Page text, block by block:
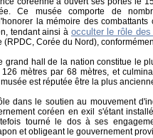
Ce musée comporte de
la mémoire des
tendant ainsi à occulter le rôle
(RPDC, Corée du Nord),
grand hall de la nation constitue le
mètres par 68 mètres, et
est réputée être la plus
dans le soutien au mouvement
coréen en exil s'étant
tourné le dos à ses
et obligeant le gouvernement